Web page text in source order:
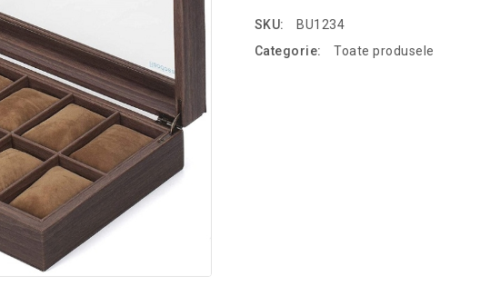
SKU:
BU1234
Categorie:
Toate produsele